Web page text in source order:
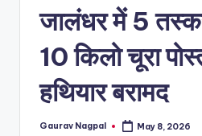
m
जालंधर में 5
10 किलो चूरा
हथियार बरामद
Posted
Gaurav Nagpal May 8, 2026